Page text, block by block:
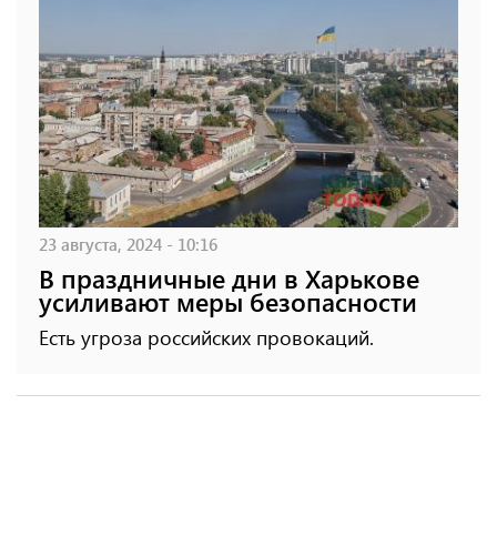
23 августа, 2024 - 10:16
В праздничные дни в Харькове
усиливают меры безопасности
Есть угроза российских провокаций.